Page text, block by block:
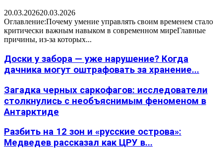
20.03.202620.03.2026
Оглавление:Почему умение управлять своим временем стало
критически важным навыком в современном миреГлавные
причины, из-за которых...
Доски у забора — уже нарушение? Когда
дачника могут оштрафовать за хранение...
Загадка черных саркофагов: исследователи
столкнулись с необъяснимым феноменом в
Антарктиде
Разбить на 12 зон и «русские острова»:
Медведев рассказал как ЦРУ в...